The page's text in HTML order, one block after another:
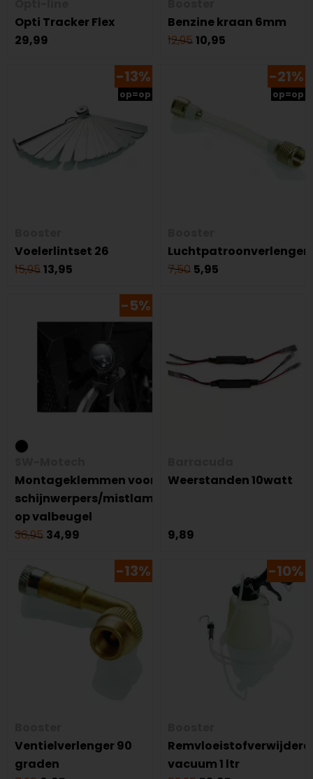
Opti Tracker Flex
29,99
Benzine kraan 6mm
12,9510,95
-13%
op=op
Voelerlintset 26
15,9513,95
-21%
op=op
Luchtpatroonverlenger
7,50 5,95
-5%
Montageklemmen voor
schijnwerpers/mistlampenset
op valbeugel
36,95 34,99
Weerstanden 10watt
9,89
-13%
Ventielverlenger 90
graden
-10%
vacuum 1 ltr